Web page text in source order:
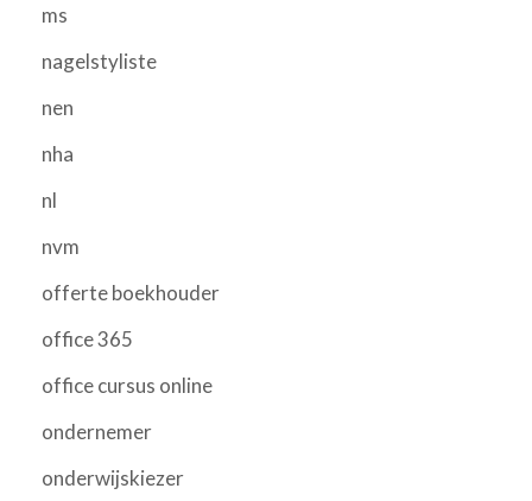
ms
nagelstyliste
nen
nha
nl
nvm
offerte boekhouder
office 365
office cursus online
ondernemer
onderwijskiezer